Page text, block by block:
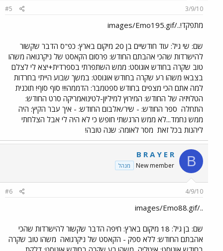
3/9/10
#5
מתפקד!../images/Emo195.gif
שם: שי גיל: עוד חודשיים בן 20 מיקום בארץ: כפ"ס הדבר שקשור
להישרדות שהכי אהבתם החודש: פרסום הקאסט של ניקרגואה משהו
טוב שקרה בחודש אוגוסט: ממש השתפרתי בספרדית+יצא לי לצלם
בצבא! משהו רע שקרה בחודש אוגוסט: במשך שבוע הייתי בחרדות
למה אתם הכי מצפים בחודש ספטמבר: הדממה!!! סוף סוף! תוכנית
הטלויזיה של החודש: המירוץ למיליון-לטינואמריקה סרט החודש:
התחלה ספר החודש: - שיר/אלבום החודש: - איך עבר הקיץ: היה
ממש נחמד...לא ממש הרגשתי חופש כי לא היה לי אבל הצלחתי
ליהנות בכל זאת מסר לאומה: שנה טובה!
B
B R A Y E R
New member מנהל
4/9/10
#6
../images/Emo88.gif
שם: בן גיל: 18 מיקום בארץ: חיפה הדבר שקשור להישרדות שהכי
אהבתם החודש: ללא ספק - הקאסט של ניקרגואה משהו טוב שקרה